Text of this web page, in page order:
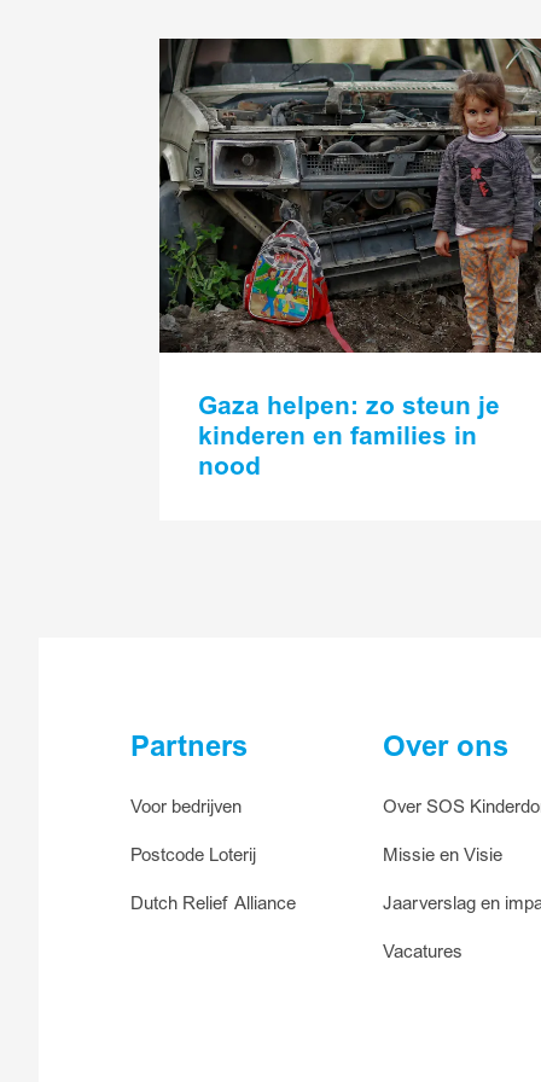
Gaza helpen: zo steun je
kinderen en families in
nood
Lees
meer
Partners
Voor bedrijven
Postcode Loterij
Dutch Relief Alliance
Over ons
Over SOS
Missie en Visie
Jaarverslag en
Vacatures